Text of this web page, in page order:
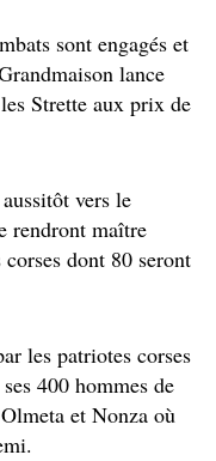
sont engagés et
lance
Strette aux prix de
vers le
rendront maître
dont 80 seront
les patriotes corses
400 hommes de
et Nonza où